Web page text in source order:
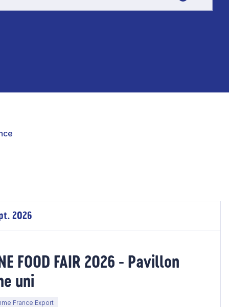
2026
FOOD FAIR 2026 - Pavillon
uni
France Export